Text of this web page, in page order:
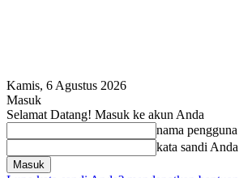
Kamis, 6 Agustus 2026
Masuk
Selamat Datang! Masuk ke akun Anda
nama pengguna
kata sandi Anda